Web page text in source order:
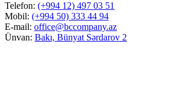
Telefon: (+994 12) 497 03 51
Mobil: (+994 50) 333 44 94
E-mail: office@bccompany.az
Ünvan: Bakı, Bünyat Sərdarov 2